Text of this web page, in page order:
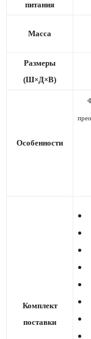
питания
Масса
Размеры
(Ш×Д×В)
Особенности
Комплект
поставки